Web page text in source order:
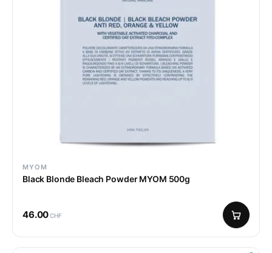
MYOM
Black Blonde Bleach Powder MYOM 500g
46.00CHF